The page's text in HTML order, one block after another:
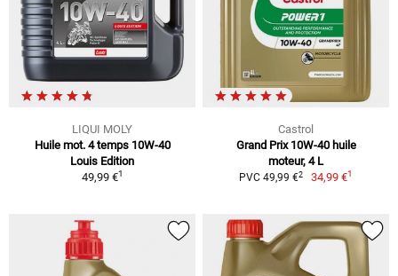
LIQUI MOLY
Huile mot. 4 temps 10W-40
Louis Edition
49,99 €1
Castrol
Grand Prix 10W-40 huile
moteur, 4 L
PVC 49,99 €2 34,99 €1